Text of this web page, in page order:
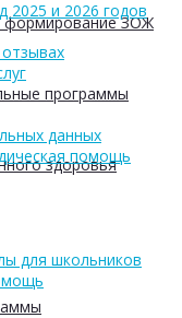
формирование ЗОЖ
программы
здоровья
2025 и 2026 годов
данных
помощь
для школьников